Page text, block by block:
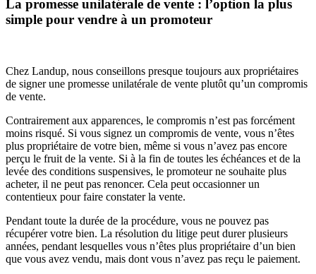
La promesse unilatérale de vente : l’option la plus
simple pour vendre à un promoteur
Chez Landup, nous conseillons presque toujours aux propriétaires
de signer une promesse unilatérale de vente plutôt qu’un compromis
de vente.
Contrairement aux apparences, le compromis n’est pas forcément
moins risqué. Si vous signez un compromis de vente, vous n’êtes
plus propriétaire de votre bien, même si vous n’avez pas encore
perçu le fruit de la vente. Si à la fin de toutes les échéances et de la
levée des conditions suspensives, le promoteur ne souhaite plus
acheter, il ne peut pas renoncer. Cela peut occasionner un
contentieux pour faire constater la vente.
Pendant toute la durée de la procédure, vous ne pouvez pas
récupérer votre bien. La résolution du litige peut durer plusieurs
années, pendant lesquelles vous n’êtes plus propriétaire d’un bien
que vous avez vendu, mais dont vous n’avez pas reçu le paiement.